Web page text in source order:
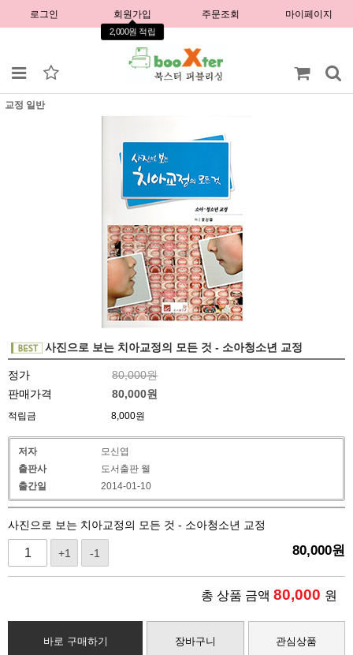
로그인 회원가입
2,000원 적립
주문조회 마이페이지
교정 일반
사진으로 보는 치아교정의 모든 것 - 소아청소년 교정
정가
80,000원
판매가격
80,000원
적립금 8,000원
저자
모신엽
출판사
도서출판 웰
출간일
2014-01-10
사진으로 보는 치아교정의 모든 것 - 소아청소년 교정
+1 -1 80,000원
총 상품 금액 80,000 원
바로 구매하기 장바구니 관심상품